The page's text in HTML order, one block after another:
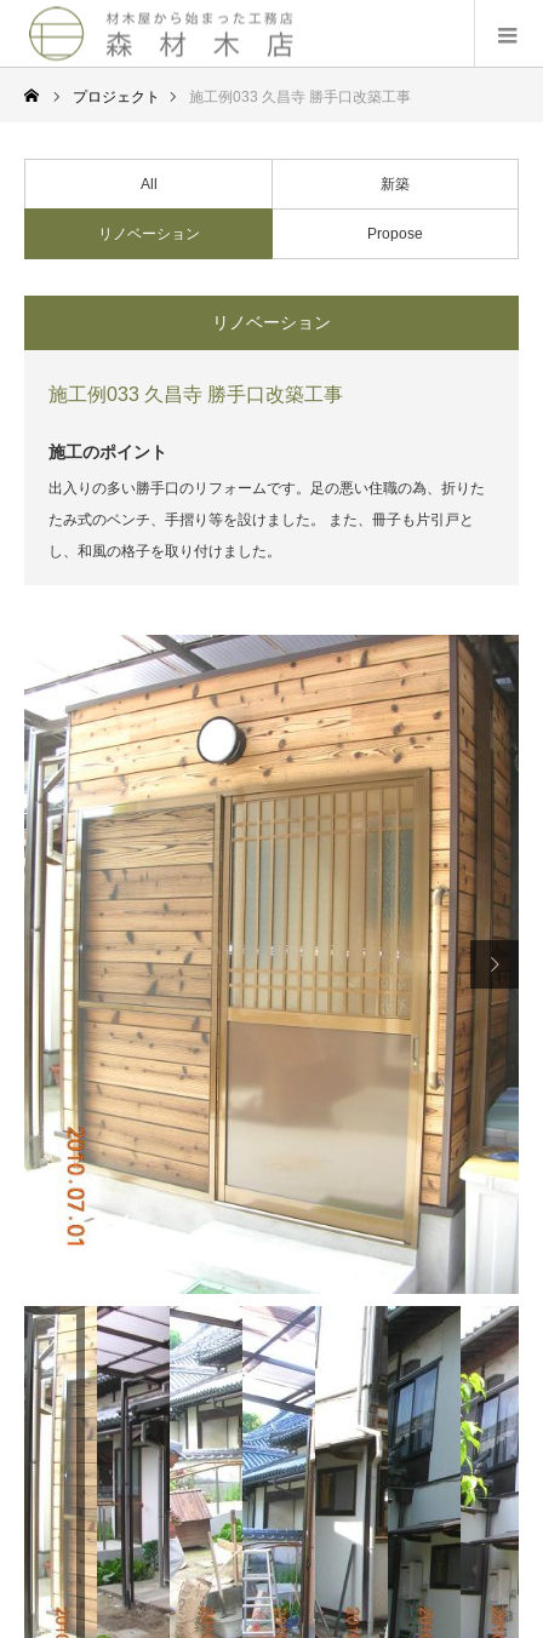
プロジェクト 施工例033 久昌寺 勝手口改築工事
All 新築
リノベーション Propose
リノベーション
施工例033 久昌寺 勝手口改築工事
施工のポイント
出入りの多い勝手口のリフォームです。足の悪い住職の為、折りた
たみ式のベンチ、手摺り等を設けました。 また、冊子も片引戸と
し、和風の格子を取り付けました。
